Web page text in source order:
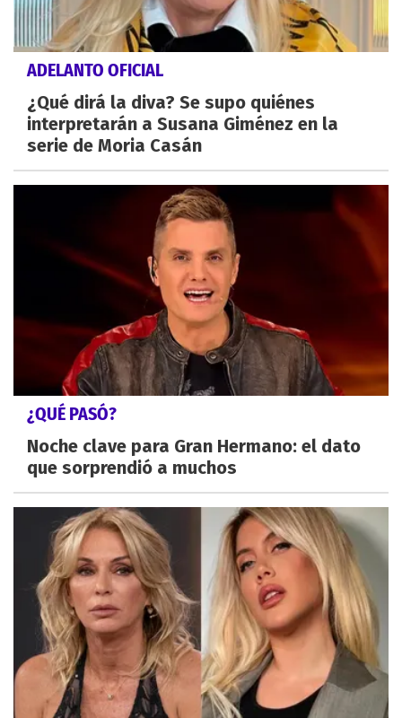
ADELANTO OFICIAL
¿Qué dirá la diva? Se supo quiénes
interpretarán a Susana Giménez en la
serie de Moria Casán
¿QUÉ PASÓ?
Noche clave para Gran Hermano: el dato
que sorprendió a muchos